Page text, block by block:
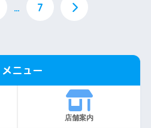
… 7
メニュー
店舗案内